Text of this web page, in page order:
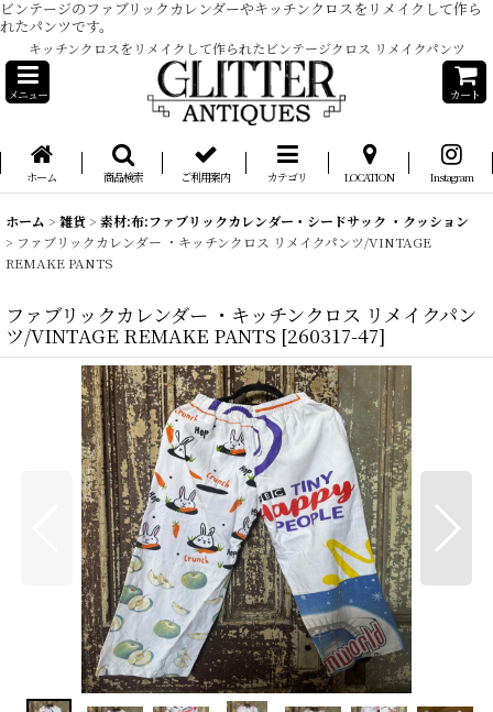
ビンテージのファブリックカレンダーやキッチンクロスをリメイクして作ら
れたパンツです。
キッチンクロスをリメイクして作られたビンテージクロス リメイクパンツ
メニュー カート
ホーム 商品検索 ご利用案内 カテゴリ LOCATION Instagram
ホーム > 雑貨> 素材:布:ファブリックカレンダー・シードサック ・クッション
> ファブリックカレンダー ・キッチンクロス リメイクパンツ/VINTAGE
REMAKE PANTS
ファブリックカレンダー ・キッチンクロス リメイクパン
ツ/VINTAGE REMAKE PANTS [260317-47]